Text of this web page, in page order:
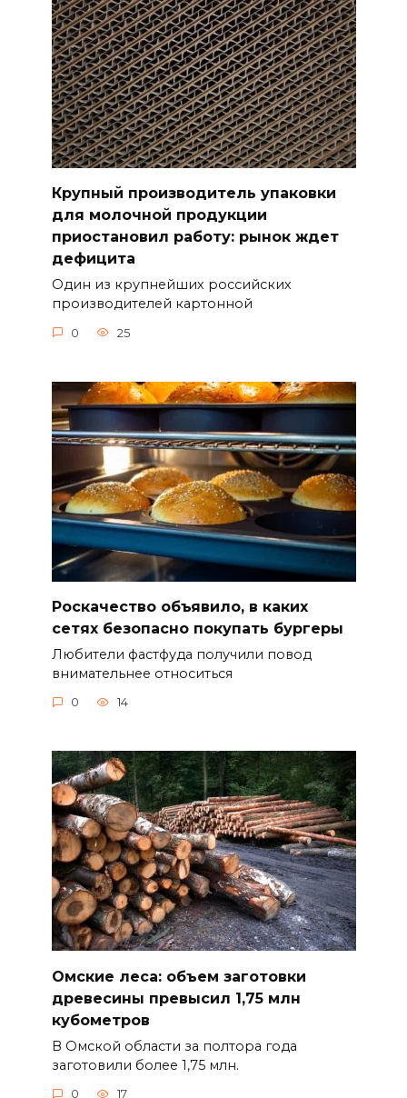
Крупный производитель упаковки
для молочной продукции
приостановил работу: рынок ждет
дефицита
Один из крупнейших российских
производителей картонной
0 25
Роскачество объявило, в каких
сетях безопасно покупать бургеры
Любители фастфуда получили повод
внимательнее относиться
0 14
Омские леса: объем заготовки
древесины превысил 1,75 млн
кубометров
В Омской области за полтора года
заготовили более 1,75 млн.
0 17